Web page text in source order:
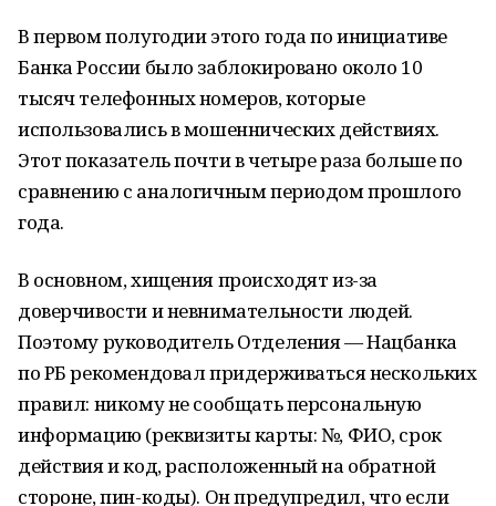
В первом полугодии этого года по инициативе
Банка России было заблокировано около 10
тысяч телефонных номеров, которые
использовались в мошеннических действиях.
Этот показатель почти в четыре раза больше по
сравнению с аналогичным периодом прошлого
года.
В основном, хищения происходят из-за
доверчивости и невнимательности людей.
Поэтому руководитель Отделения — Нацбанка
по РБ рекомендовал придерживаться нескольких
правил: никому не сообщать персональную
информацию (реквизиты карты: №, ФИО, срок
действия и код, расположенный на обратной
стороне, пин-коды). Он предупредил, что если